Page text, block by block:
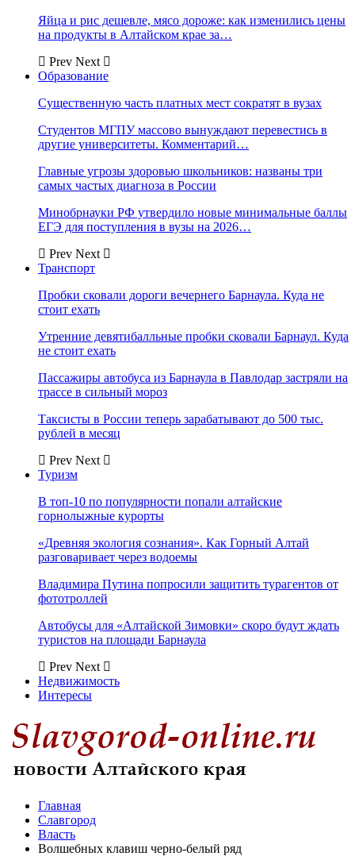
Яйца и рис дешевле, мясо дороже: как изменились цены
на продукты в Алтайском крае за…
Prev Next
Образование
Существенную часть платных мест сократят в вузах
Студентов МГПУ массово вынуждают перевестись в
другие университеты. Комментарий…
Главные угрозы здоровью школьников: названы три
самых частых диагноза в России
Минобрнауки РФ утвердило новые минимальные баллы
ЕГЭ для поступления в вузы на 2026…
Prev Next
Транспорт
Пробки сковали дороги вечернего Барнаула. Куда не
стоит ехать
Утренние девятибалльные пробки сковали Барнаул. Куда
не стоит ехать
Пассажиры автобуса из Барнаула в Павлодар застряли на
трассе в сильный мороз
Таксисты в России теперь зарабатывают до 500 тыс.
рублей в месяц
Prev Next
Туризм
В топ-10 по популярности попали алтайские
горнолыжные курорты
«Древняя экология сознания». Как Горный Алтай
разговаривает через водоемы
Владимира Путина попросили защитить турагентов от
фототроллей
Автобусы для «Алтайской Зимовки» скоро будут ждать
туристов на площади Барнаула
Prev Next
Недвижимость
Интересы
Главная
Славгород
Власть
Волшебных клавиш черно-белый ряд